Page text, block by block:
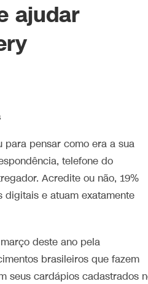
ajudar
para pensar como era a sua
telefone do
Acredite ou não, 19%
digitais e atuam exatamente
deste ano pela
brasileiros que fazem
seus cardápios cadastrados